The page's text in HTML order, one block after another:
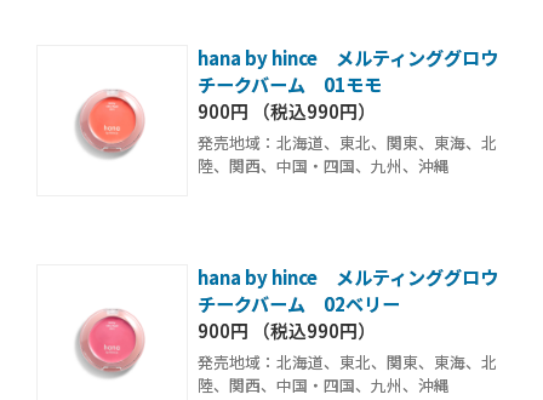
hana by hince メルティンググロウ
チークバーム 01モモ
900円 （税込990円）
発売地域：北海道、東北、関東、東海、北
陸、関西、中国・四国、九州、沖縄
hana by hince メルティンググロウ
チークバーム 02ベリー
900円 （税込990円）
発売地域：北海道、東北、関東、東海、北
陸、関西、中国・四国、九州、沖縄